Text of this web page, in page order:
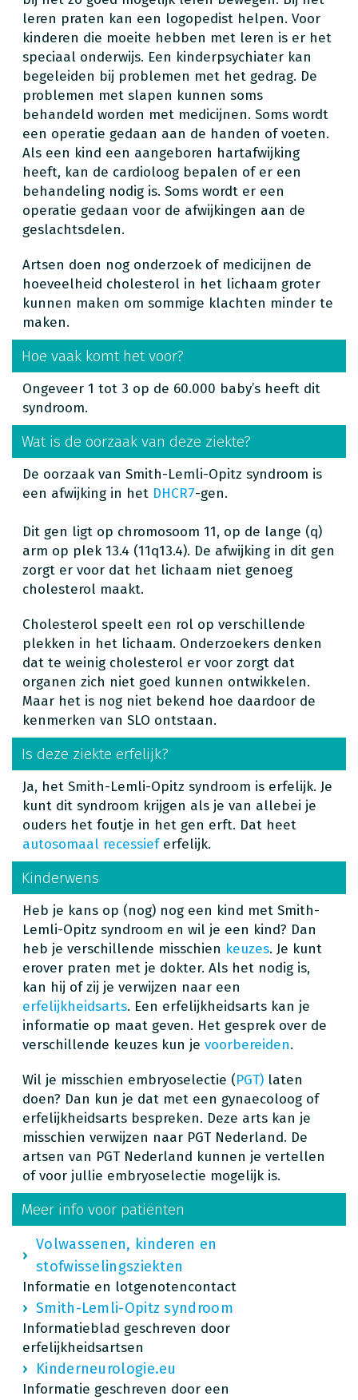
leren praten kan een logopedist helpen. Voor
kinderen die moeite hebben met leren is er het
speciaal onderwijs. Een kinderpsychiater kan
begeleiden bij problemen met het gedrag. De
problemen met slapen kunnen soms
behandeld worden met medicijnen. Soms wordt
een operatie gedaan aan de handen of voeten.
Als een kind een aangeboren hartafwijking
heeft, kan de cardioloog bepalen of er een
behandeling nodig is. Soms wordt er een
operatie gedaan voor de afwijkingen aan de
geslachtsdelen.
Artsen doen nog onderzoek of medicijnen de
hoeveelheid cholesterol in het lichaam groter
kunnen maken om sommige klachten minder te
maken.
Hoe vaak komt het voor?
Ongeveer 1 tot 3 op de 60.000 baby’s heeft dit
syndroom.
Wat is de oorzaak van deze ziekte?
De oorzaak van Smith-Lemli-Opitz syndroom is
een afwijking in het DHCR7-gen.
Dit gen ligt op chromosoom 11, op de lange (q)
arm op plek 13.4 (11q13.4). De afwijking in dit gen
zorgt er voor dat het lichaam niet genoeg
cholesterol maakt.
Cholesterol speelt een rol op verschillende
plekken in het lichaam. Onderzoekers denken
dat te weinig cholesterol er voor zorgt dat
organen zich niet goed kunnen ontwikkelen.
Maar het is nog niet bekend hoe daardoor de
kenmerken van SLO ontstaan.
Is deze ziekte erfelijk?
Ja, het Smith-Lemli-Opitz syndroom is erfelijk. Je
kunt dit syndroom krijgen als je van allebei je
ouders het foutje in het gen erft. Dat heet
autosomaal recessieferfelijk.
Kinderwens
Heb je kans op (nog) nog een kind met Smith-
Lemli-Opitz syndroom en wil je een kind? Dan
heb je verschillende misschien keuzes. Je kunt
erover praten met je dokter. Als het nodig is,
kan hij of zij je verwijzen naar een
erfelijkheidsarts. Een erfelijkheidsarts kan je
informatie op maat geven. Het gesprek over de
verschillende keuzes kun je voorbereiden.
Wil je misschien embryoselectie (PGT) laten
doen? Dan kun je dat met een gynaecoloog of
erfelijkheidsarts bespreken. Deze arts kan je
misschien verwijzen naar PGT Nederland. De
artsen van PGT Nederland kunnen je vertellen
of voor jullie embryoselectie mogelijk is.
Meer info voor patiënten
Volwassenen, kinderen en
stofwisselingsziekten
Informatie en lotgenotencontact
Smith-Lemli-Opitz syndroom
Informatieblad geschreven door
erfelijkheidsartsen
Kinderneurologie.eu
Informatie geschreven door een